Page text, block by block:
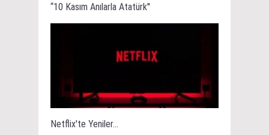
“10 Kasım Anılarla Atatürk''
Netflix'te Yeniler...